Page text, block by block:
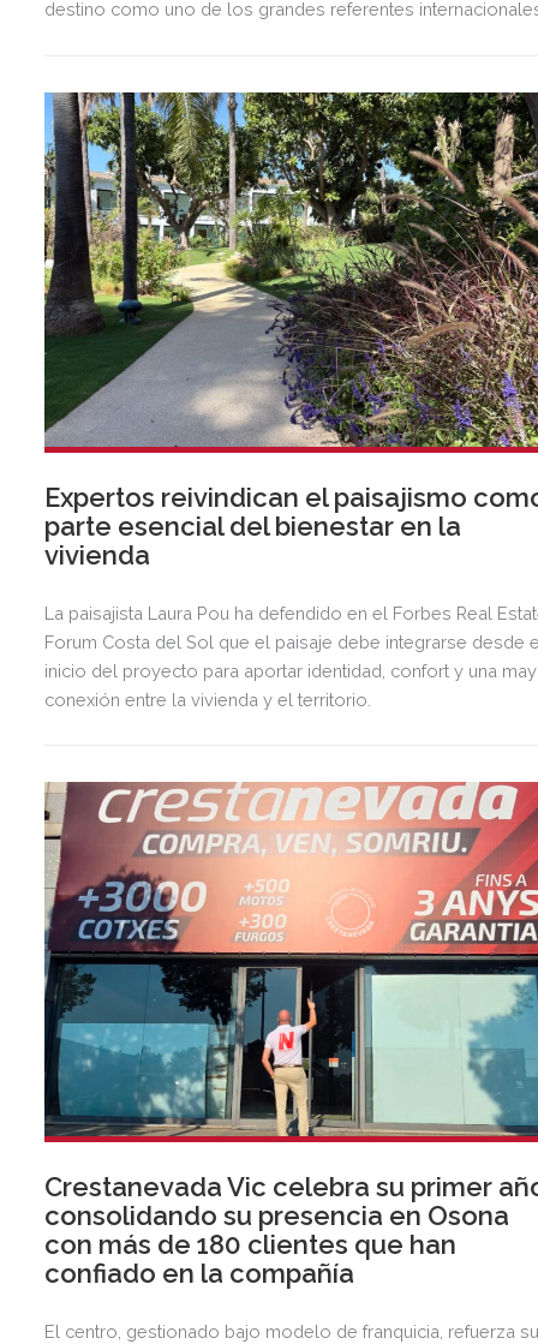
destino como uno de los grandes referentes
exclusiva agenda social.
Expertos reivindican el paisajismo
parte esencial del bienestar en la
vivienda
La paisajista Laura Pou ha defendido en el Forbes Real
Forum Costa del Sol que el paisaje debe integrarse desde
inicio del proyecto para aportar identidad, confort y una
conexión entre la vivienda y el territorio.
Crestanevada Vic celebra su primer
consolidando su presencia en Osona
con más de 180 clientes que han
confiado en la compañía
El centro, gestionado bajo modelo de franquicia, refuerza